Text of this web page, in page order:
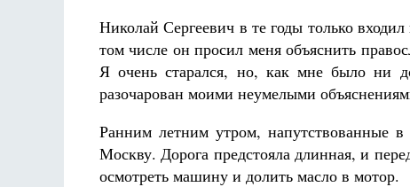
Николай Сергеевич в те годы только
том числе он просил меня объяснить
Я очень старался, но, как мне было ни
разочарован моими неумелыми
Ранним летним утром, напутствованные
Москву. Дорога предстояла длинная, и
осмотреть машину и долить масло в мотор.